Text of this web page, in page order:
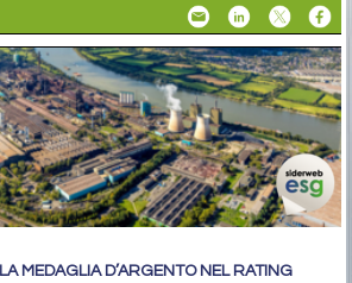
MEDAGLIA D’ARGENTO NEL RATING